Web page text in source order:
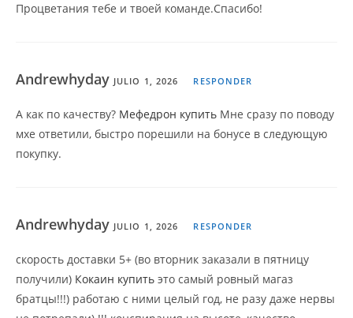
Процветания тебе и твоей команде.Спасибо!
Andrewhyday JULIO 1, 2026 RESPONDER
А как по качеству? Мефедрон купить Мне сразу по поводу
мхе ответили, быстро порешили на бонусе в следующую
покупку.
Andrewhyday JULIO 1, 2026 RESPONDER
скорость доставки 5+ (во вторник заказали в пятницу
получили) Кокаин купить это самый ровный магаз
братцы!!!) работаю с ними целый год, не разу даже нервы